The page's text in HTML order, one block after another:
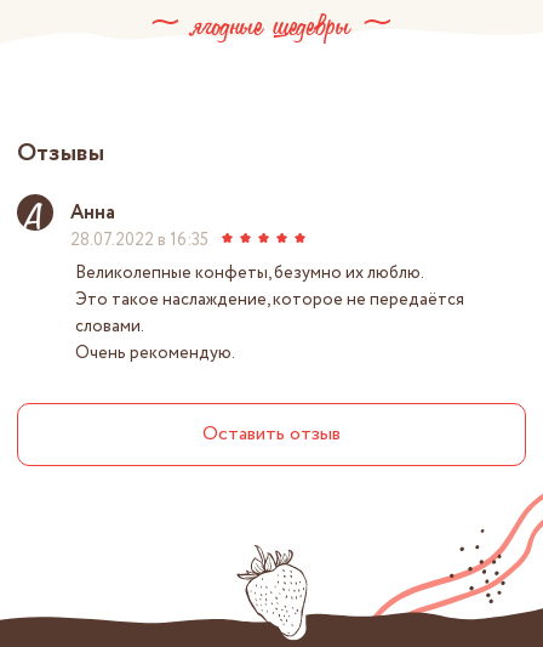
~ ягодные шедевры ~
Отзывы
А Анна
28.07.2022 в 16:35
Великолепные конфеты, безумно их люблю.
Это такое наслаждение, которое не передаётся
словами.
Очень рекомендую.
Оставить отзыв